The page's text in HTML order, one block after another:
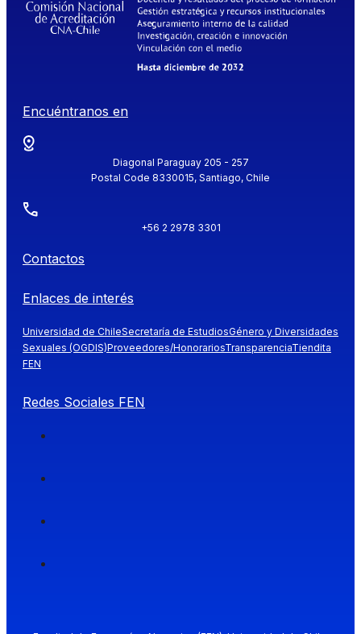
Encuéntranos en
Diagonal Paraguay 205 - 257
Postal Code 8330015, Santiago, Chile
+56 2 2978 3301
Contactos
Enlaces de interés
Universidad de ChileSecretaría de EstudiosGénero y Diversidades
Sexuales (OGDIS)Proveedores/HonorariosTransparenciaTiendita
FEN
Redes Sociales FEN